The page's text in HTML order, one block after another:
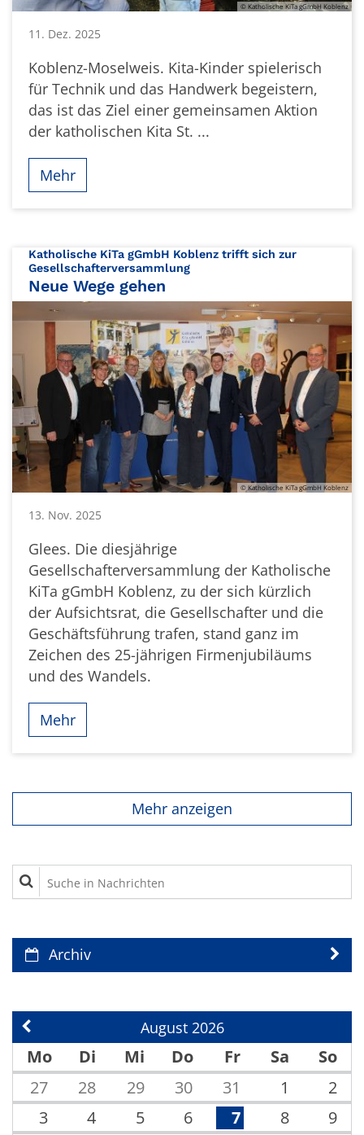
© Katholische KiTa gGmbH Koblenz
11. Dez. 2025
Koblenz-Moselweis. Kita-Kinder spielerisch
für Technik und das Handwerk begeistern,
das ist das Ziel einer gemeinsamen Aktion
der katholischen Kita St. ...
Mehr
Katholische KiTa gGmbH Koblenz trifft sich zur
Gesellschafterversammlung:
Neue Wege gehen
© Katholische KiTa gGmbH Koblenz
13. Nov. 2025
Glees. Die diesjährige
Gesellschafterversammlung der Katholische
KiTa gGmbH Koblenz, zu der sich kürzlich
der Aufsichtsrat, die Gesellschafter und die
Geschäftsführung trafen, stand ganz im
Zeichen des 25-jährigen Firmenjubiläums
und des Wandels.
Mehr
Mehr anzeigen
Suche in Nachrichten
Archiv
Vorherige Seite August 2026
Mo Di Mi Do Fr Sa
So
27
28 29 30 31 1
2
3
4 5 6 7 8
9